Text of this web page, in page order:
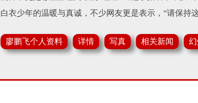
白衣少年的温暖与真诚，不少网友更是表示，“请保持
廖鹏飞个人资料 详情 写真 相关新闻